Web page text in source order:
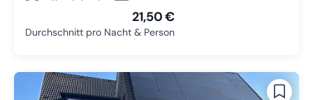
21,50 €
Durchschnitt pro Nacht & Person